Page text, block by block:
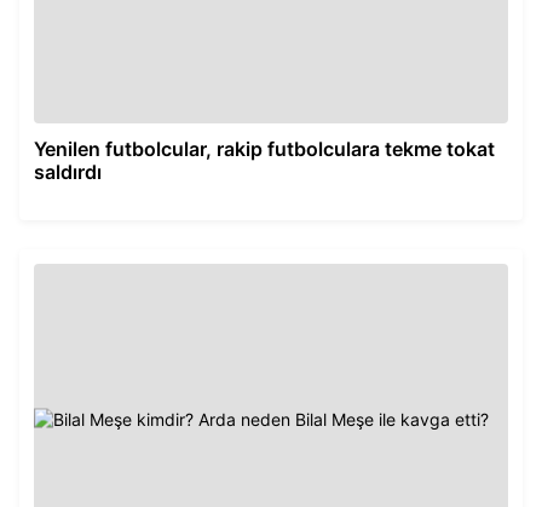
Yenilen futbolcular, rakip futbolculara tekme tokat
saldırdı